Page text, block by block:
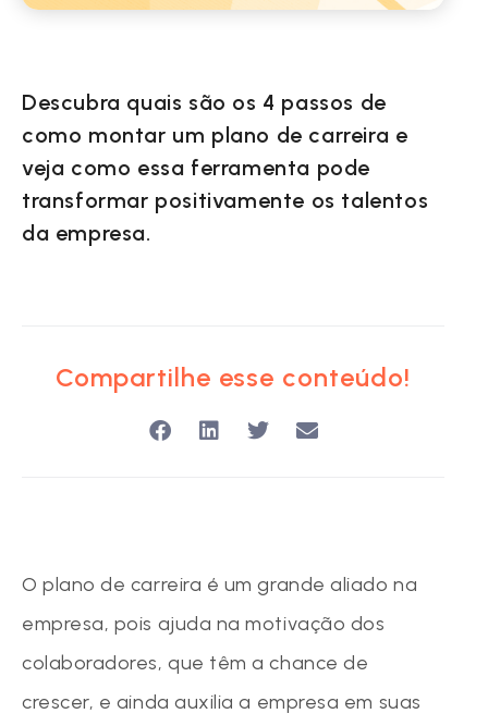
Descubra quais são os 4 passos de
como montar um plano de carreira e
veja como essa ferramenta pode
transformar positivamente os talentos
da empresa.
Compartilhe esse conteúdo!
O plano de carreira é um grande aliado na
empresa, pois ajuda na motivação dos
colaboradores, que têm a chance de
crescer, e ainda auxilia a empresa em suas